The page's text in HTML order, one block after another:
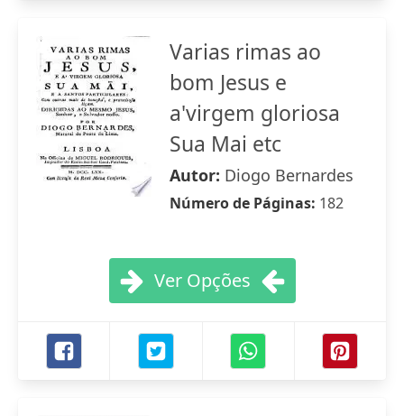
Varias rimas ao
bom Jesus e
a'virgem gloriosa
Sua Mai etc
Autor: Diogo Bernardes
Número de Páginas: 182
Ver Opções